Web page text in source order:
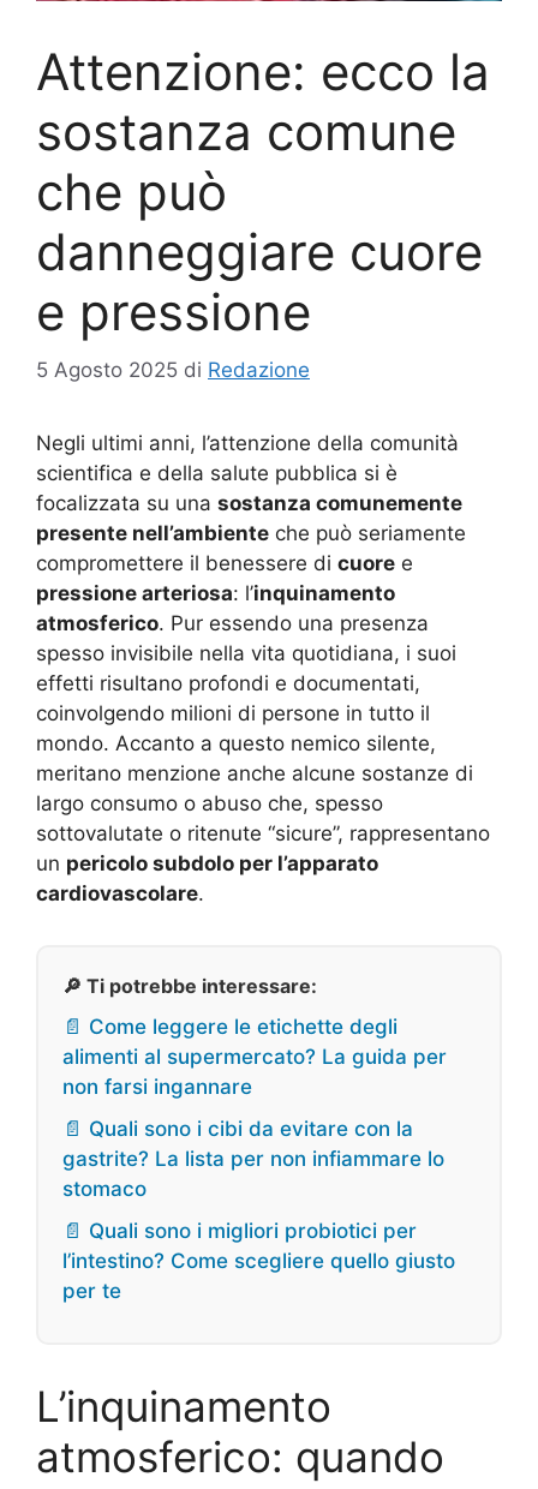
Attenzione: ecco la
sostanza comune
che può
danneggiare cuore
e pressione
5 Agosto 2025 di Redazione
Negli ultimi anni, l’attenzione della comunità
scientifica e della salute pubblica si è
focalizzata su una sostanza comunemente
presente nell’ambiente che può seriamente
compromettere il benessere di cuore e
pressione arteriosa: l’inquinamento
atmosferico. Pur essendo una presenza
spesso invisibile nella vita quotidiana, i suoi
effetti risultano profondi e documentati,
coinvolgendo milioni di persone in tutto il
mondo. Accanto a questo nemico silente,
meritano menzione anche alcune sostanze di
largo consumo o abuso che, spesso
sottovalutate o ritenute “sicure”, rappresentano
un pericolo subdolo per l’apparato
cardiovascolare.
🔎 Ti potrebbe interessare:
📄 Come leggere le etichette degli
alimenti al supermercato? La guida per
non farsi ingannare
📄 Quali sono i cibi da evitare con la
gastrite? La lista per non infiammare lo
stomaco
📄 Quali sono i migliori probiotici per
l’intestino? Come scegliere quello giusto
per te
L’inquinamento
atmosferico: quando